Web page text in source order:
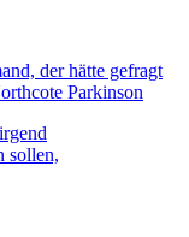
sollen,